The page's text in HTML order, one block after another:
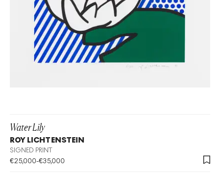
Water Lily
ROY LICHTENSTEIN
SIGNED PRINT
€25,000-€35,000